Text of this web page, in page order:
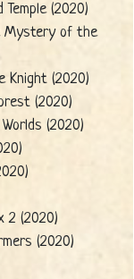
(2020)
Mystery of the
Knight (2020)
(2020)
(2020)
2 (2020)
(2020)